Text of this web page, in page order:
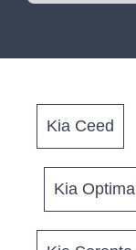
Kia Ceed
Kia Optima